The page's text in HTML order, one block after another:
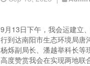
9月13日下午，我会运建立
行到达南阳市生态环境局唐
杨烁副局长、潘越举科长等
高度赞赏我会在实现两地联